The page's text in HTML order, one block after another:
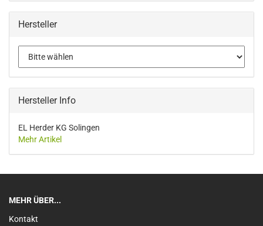
Hersteller
Hersteller Info
EL Herder KG Solingen
Mehr Artikel
MEHR ÜBER...
Kontakt